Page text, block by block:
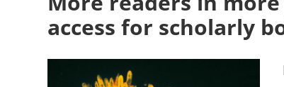
Accueil
Tous les articles
access for scholarly